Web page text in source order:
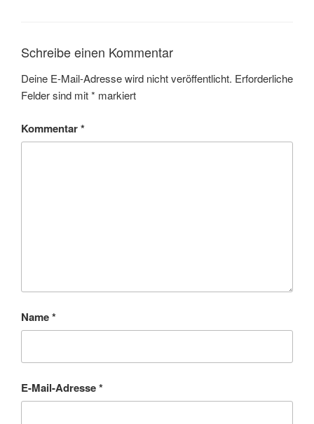
Schreibe einen Kommentar
Deine E-Mail-Adresse wird nicht veröffentlicht. Erforderliche
Felder sind mit* markiert
Kommentar*
Name*
E-Mail-Adresse*